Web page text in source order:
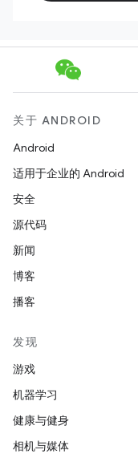
关于 ANDROID
Android
适用于企业的 Android
安全
源代码
新闻
博客
播客
发现
游戏
机器学习
健康与健身
相机与媒体